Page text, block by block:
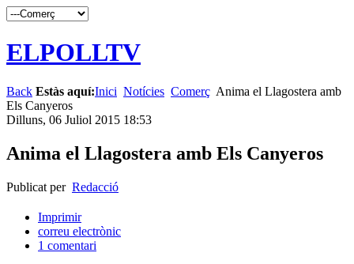
ELPOLLTV
Back Estàs aquí:Inici Notícies Comerç Anima el Llagostera amb
Els Canyeros
Dilluns, 06 Juliol 2015 18:53
Anima el Llagostera amb Els Canyeros
Publicat per Redacció
Imprimir
correu electrònic
1 comentari